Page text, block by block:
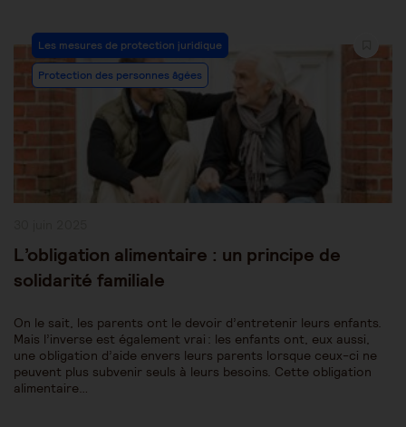
Post
Category:
Les mesures de protection juridique
Protection des personnes âgées
L’obligation alimentaire : un principe de
solidarité familiale
On le sait, les parents ont le devoir d’entretenir leurs enfants.
Mais l’inverse est également vrai : les enfants ont, eux aussi,
une obligation d’aide envers leurs parents lorsque ceux-ci ne
peuvent plus subvenir seuls à leurs besoins. Cette obligation
alimentaire…